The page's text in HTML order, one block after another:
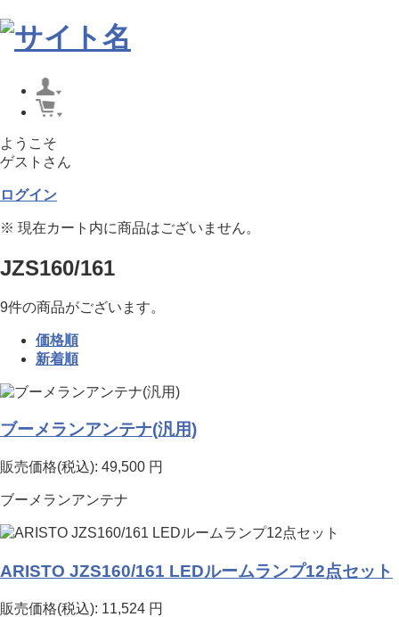
ようこそ
ゲストさん
ログイン
※ 現在カート内に商品はございません。
JZS160/161
9件の商品がございます。
価格順
新着順
ブーメランアンテナ(汎用)
販売価格(税込): 49,500 円
ブーメランアンテナ
ARISTO JZS160/161 LEDルームランプ12点セット
販売価格(税込): 11,524 円